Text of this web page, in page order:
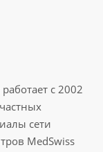
с 2002
сети
MedSwiss